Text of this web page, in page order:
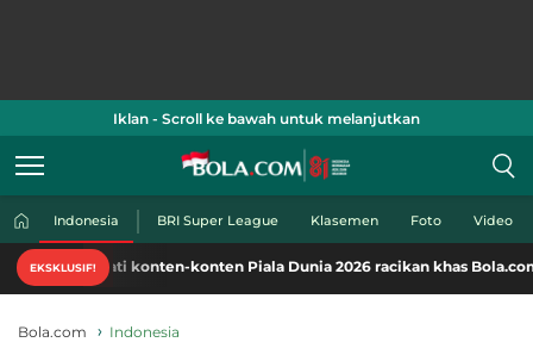
Iklan - Scroll ke bawah untuk melanjutkan
Indonesia BRI Super League Klasemen Foto Video
EKSKLUSIF!
konten-konten Piala Dunia 2026 racikan khas Bola.com. Klik di
Bola.com Indonesia